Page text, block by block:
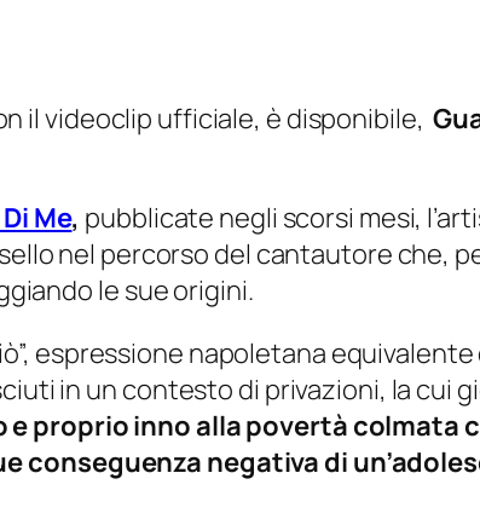
il videoclip ufficiale, è disponibile,
Me, pubblicate negli scorsi mesi,
nel percorso del cantautore che,
le sue origini.
espressione napoletana equivalente
in un contesto di privazioni, la cui
e proprio inno alla povertà colmata
negativa di